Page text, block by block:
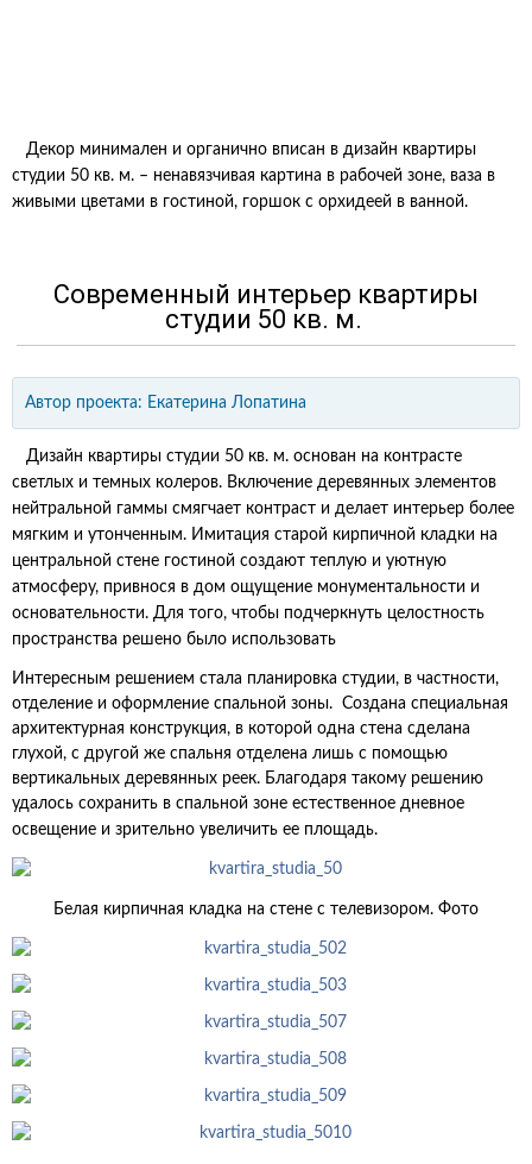
Декор минимален и органично вписан в дизайн квартиры
студии 50 кв. м. – ненавязчивая картина в рабочей зоне, ваза в
живыми цветами в гостиной, горшок с орхидеей в ванной.
Современный интерьер квартиры
студии 50 кв. м.
Автор проекта: Екатерина Лопатина
Дизайн квартиры студии 50 кв. м. основан на контрасте
светлых и темных колеров. Включение деревянных элементов
нейтральной гаммы смягчает контраст и делает интерьер более
мягким и утонченным. Имитация старой кирпичной кладки на
центральной стене гостиной создают теплую и уютную
атмосферу, привнося в дом ощущение монументальности и
основательности. Для того, чтобы подчеркнуть целостность
пространства решено было использовать
Интересным решением стала планировка студии, в частности,
отделение и оформление спальной зоны. Создана специальная
архитектурная конструкция, в которой одна стена сделана
глухой, с другой же спальня отделена лишь с помощью
вертикальных деревянных реек. Благодаря такому решению
удалось сохранить в спальной зоне естественное дневное
освещение и зрительно увеличить ее площадь.
Белая кирпичная кладка на стене с телевизором. Фото